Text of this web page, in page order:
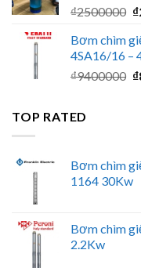
₫2500000 ₫
Bơm chìm
4SA16/16 –
₫9400000 ₫
TOP RATED
Bơm chìm
1164 30Kw
Bơm chìm
2.2Kw